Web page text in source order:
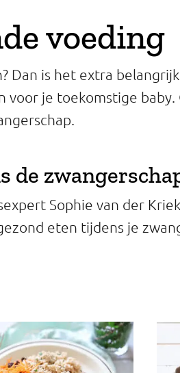
voeding
Dan is het extra
je toekomstige baby.
de
Sophie van der
eten tijdens je